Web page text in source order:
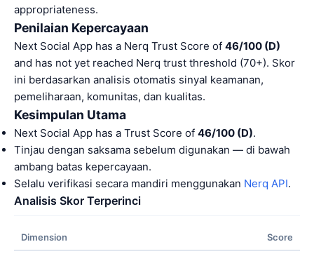
appropriateness.
Penilaian Kepercayaan
Next Social App has a Nerq Trust Score of 46/100 (D)
and has not yet reached Nerq trust threshold (70+). Skor
ini berdasarkan analisis otomatis sinyal keamanan,
pemeliharaan, komunitas, dan kualitas.
Kesimpulan Utama
Next Social App has a Trust Score of 46/100 (D).
Tinjau dengan saksama sebelum digunakan — di bawah
ambang batas kepercayaan.
Selalu verifikasi secara mandiri menggunakan Nerq API.
Analisis Skor Terperinci
Dimension Score